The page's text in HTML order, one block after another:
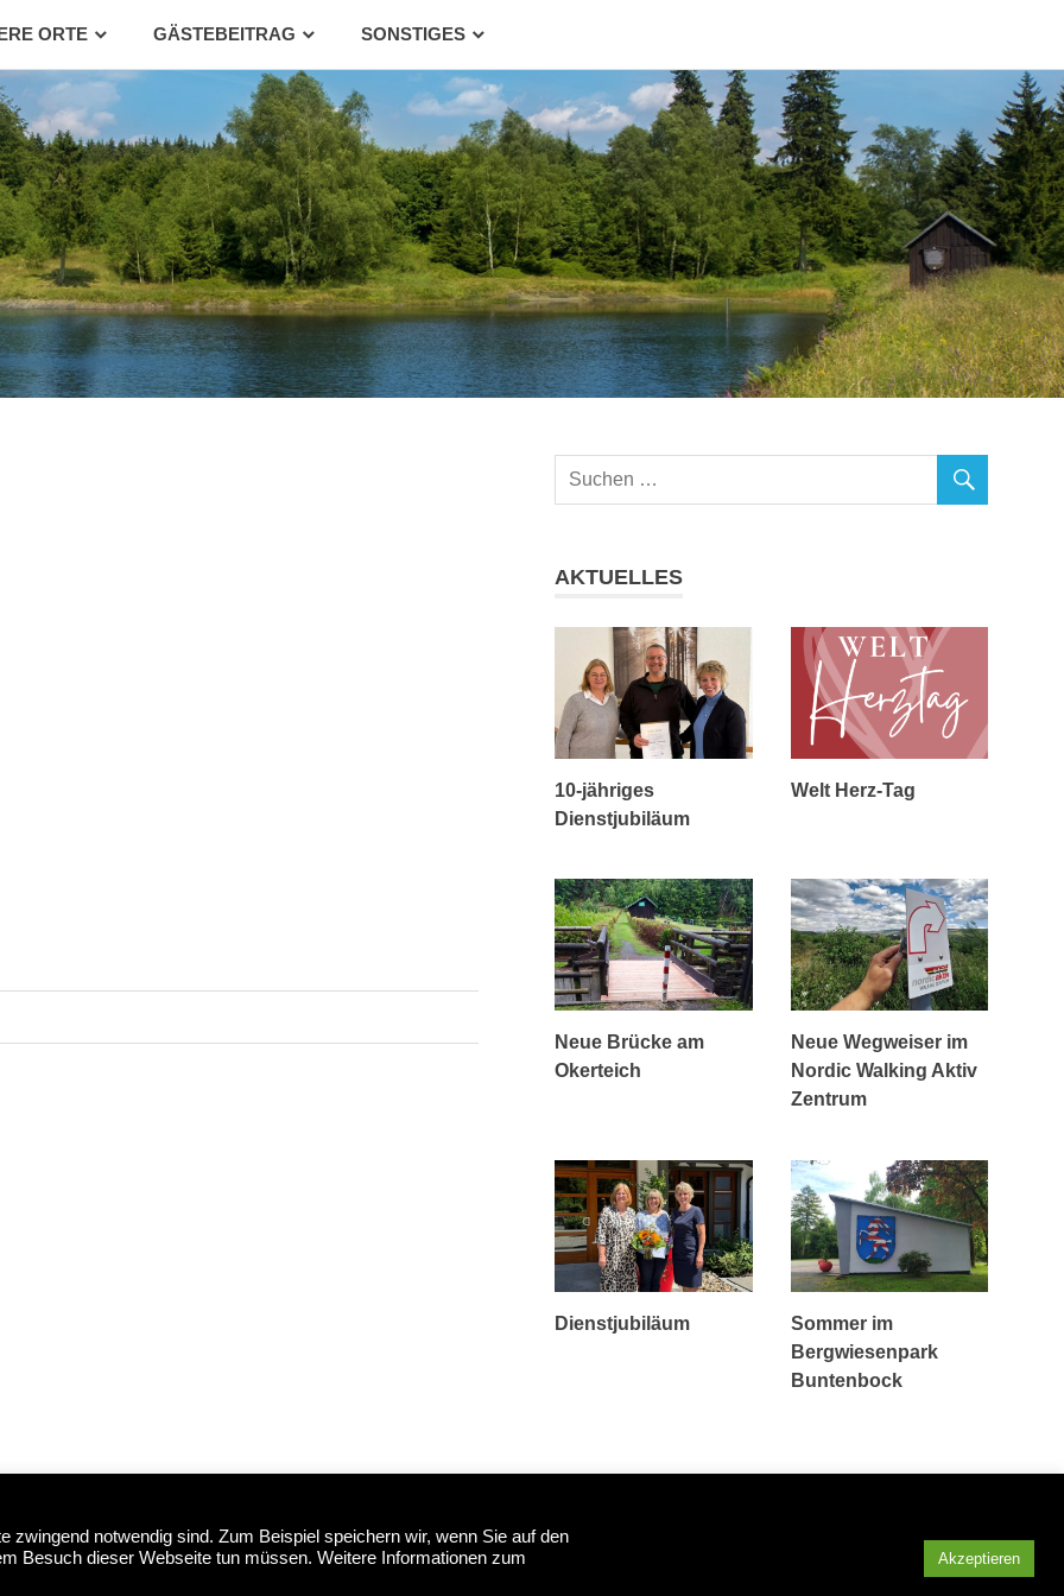
ORTE GÄSTEBEITRAG SONSTIGES
AKTUELLES
10-jähriges
Dienstjubiläum
Welt Herz-Tag
Neue Brücke am
Okerteich
Neue Wegweiser im
Nordic Walking Aktiv
Zentrum
Dienstjubiläum
Sommer im
Bergwiesenpark
Buntenbock
Weitere Informationen über den Tourismus im Oberharz
notwendig sind. Zum Beispiel speichern wir, wenn Sie auf den
Besuch dieser Webseite tun müssen. Weitere Informationen zum
Akzeptieren